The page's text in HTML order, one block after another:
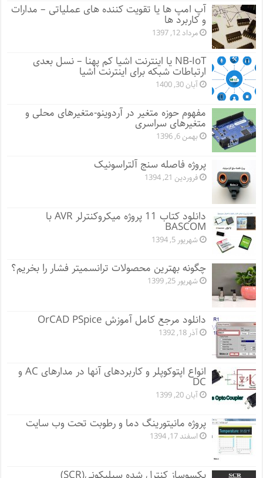
آپ امپ ها یا تقویت کننده های عملیاتی – مدارات
و کاربرد ها
مرداد 12, 1397
NB-IoT یا اینترنت اشیا کم پهنا – نسل بعدی
ارتباطات شبکه برای اینترنت اشیا
آبان 30, 1400
مفهوم حوزه متغیر در آردوینو-متغیرهای محلی و
متغیرهای سراسری
بهمن 6, 1396
پروژه فاصله سنج آلتراسونیک
فروردین 21, 1394
دانلود کتاب 11 پروژه میکروکنترلر AVR با
BASCOM
شهریور 5, 1394
چگونه بهترین محصولات ترانسمیتر فشار را بخریم؟
شهریور 25, 1399
دانلود مرجع کامل آموزش OrCAD PSpice
آذر 18, 1392
انواع اپتوکوپلر و کاربردهای آنها در مدارهای AC و
DC
آبان 20, 1399
پروژه مانيتورينگ دما و رطوبت تحت وب سایت
اسفند 17, 1394